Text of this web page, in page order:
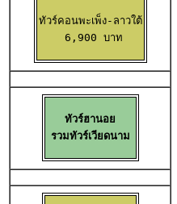
ทัวร์คอนพะเพ็ง-ลาวใต้
6,900 บาท
ทัวร์ฮานอย
รวมทัวร์เวียดนาม